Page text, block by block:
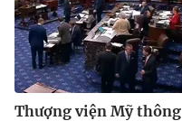
thông tin từ website này.
Thượng viện Mỹ thông